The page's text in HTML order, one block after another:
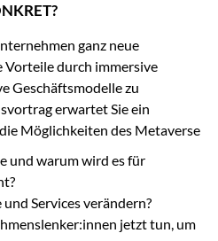
ganz neue
durch immersive
Geschäftsmodelle zu
erwartet Sie ein
Möglichkeiten des Metaverse
und warum wird es für
Services verändern?
jetzt tun, um